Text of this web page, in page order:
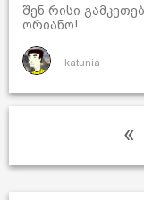
შენ რისი
ორიანო!
katunia
«